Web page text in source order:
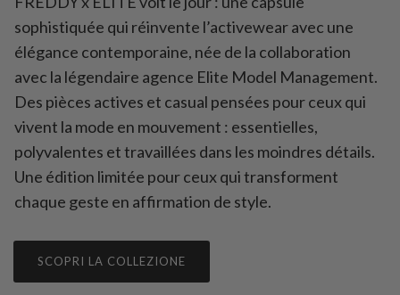
sophistiquée qui réinvente l’activewear avec une
élégance contemporaine, née de la collaboration
avec la légendaire agence Elite Model Management.
Des pièces actives et casual pensées pour ceux qui
vivent la mode en mouvement : essentielles,
polyvalentes et travaillées dans les moindres détails.
Une édition limitée pour ceux qui transforment
chaque geste en affirmation de style.
SCOPRI LA COLLEZIONE